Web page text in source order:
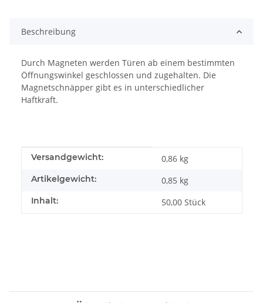
Beschreibung
Durch Magneten werden Türen ab einem bestimmten
Öffnungswinkel geschlossen und zugehalten. Die
Magnetschnäpper gibt es in unterschiedlicher
Haftkraft.
Produkteigenschaft
Wert
Versandgewicht: 0,86 kg
Artikelgewicht: 0,85 kg
Inhalt: 50,00 Stück